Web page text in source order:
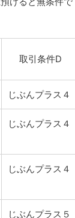
取引条件D
じぶんプラス４
じぶんプラス４
じぶんプラス４
じぶんプラス５